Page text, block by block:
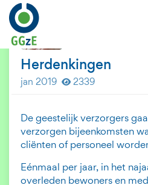
Herdenkingen
jan 2019 2339
De geestelijk verzorgers
verzorgen bijeenkomsten
cliënten of personeel
Eénmaal per jaar, in het
overleden bewoners en